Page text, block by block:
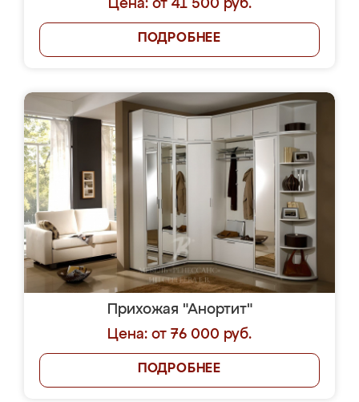
Цена: от 41 500 руб.
ПОДРОБНЕЕ
Прихожая "Анортит"
Цена: от 76 000 руб.
ПОДРОБНЕЕ